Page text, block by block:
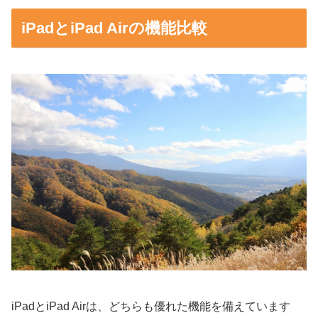
iPadとiPad Airの機能比較
iPadとiPad Airは、どちらも優れた機能を備えています